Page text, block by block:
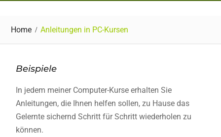
Home Anleitungen in PC-Kursen
Beispiele
In jedem meiner Computer-Kurse erhalten Sie
Anleitungen, die Ihnen helfen sollen, zu Hause das
Gelernte sichernd Schritt für Schritt wiederholen zu
können.